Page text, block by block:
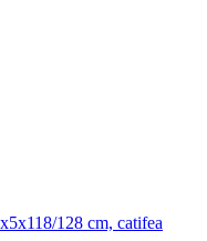
128 cm, catifea